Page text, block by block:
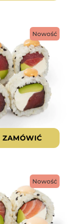
Nowość
ZAMÓWIĆ
Nowość